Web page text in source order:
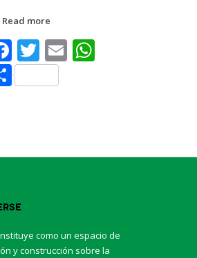
Read more
Facebook
Twitter
Email
Share
como un espacio de
y construcción sobre la